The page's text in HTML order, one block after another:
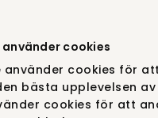
cookies
använder cookies för
bästa upplevelsen
cookies för att
alla hem